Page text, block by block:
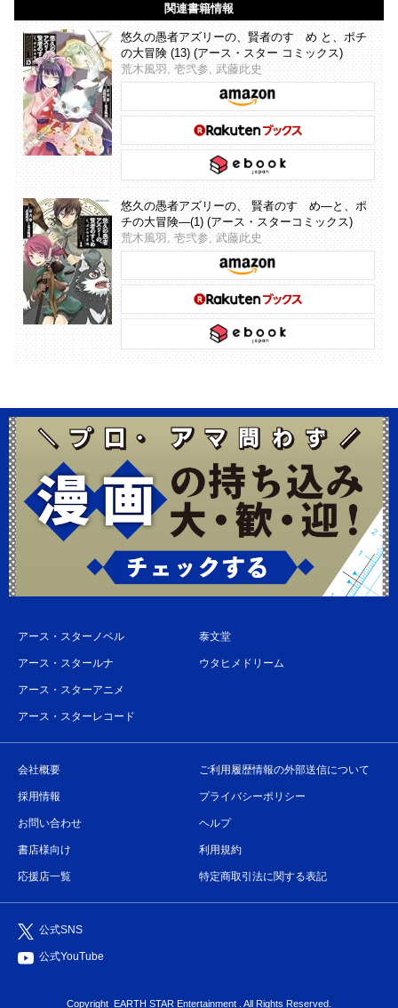
関連書籍情報
悠久の愚者アズリーの、賢者のすゝめ と、ポチ
の大冒険 (13) (アース・スター コミックス)
荒木風羽, 壱弐参, 武藤此史
悠久の愚者アズリーの、 賢者のすゝめ―と、ポ
チの大冒険―(1) (アース・スターコミックス)
荒木風羽, 壱弐参, 武藤此史
アース・スターノベル
アース・スタールナ
アース・スターアニメ
アース・スターレコード
泰文堂
ウタヒメドリーム
会社概要
採用情報
お問い合わせ
書店様向け
応援店一覧
ご利用履歴情報の外部送信について
プライバシーポリシー
ヘルプ
利用規約
特定商取引法に関する表記
公式SNS
公式YouTube
Copyright EARTH STAR Entertainment . All Rights Reserved.